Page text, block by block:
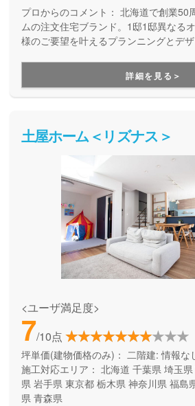
プロからのコメント： 北海道で創業50
ムの注文住宅ブランド。1邸1邸異なる
様のご要望を叶えるプランニングとデ
詳細を見る＞
土屋ホーム＜リズナス＞
<ユーザ満足度>
7/10点
坪単価(建物価格のみ)： 二階建: 情報な
施工対応エリア： 北海道 千葉県 埼玉県
県 岩手県 東京都 栃木県 神奈川県 福島
県 青森県